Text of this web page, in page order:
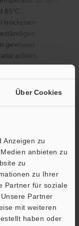
Über Cookies
Anzeigen zu
anbieten zu
zu
zu Ihrer
Partner für soziale
Partner
mit weiteren
haben oder
achten.